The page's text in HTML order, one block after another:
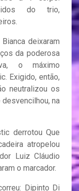
do trio,
deixaram
da poderosa
o máximo
Exigido, então,
neutralizou os
na
derrotou Que
atropelou
Luiz Cláudio
o marcador.
Dipinto Di